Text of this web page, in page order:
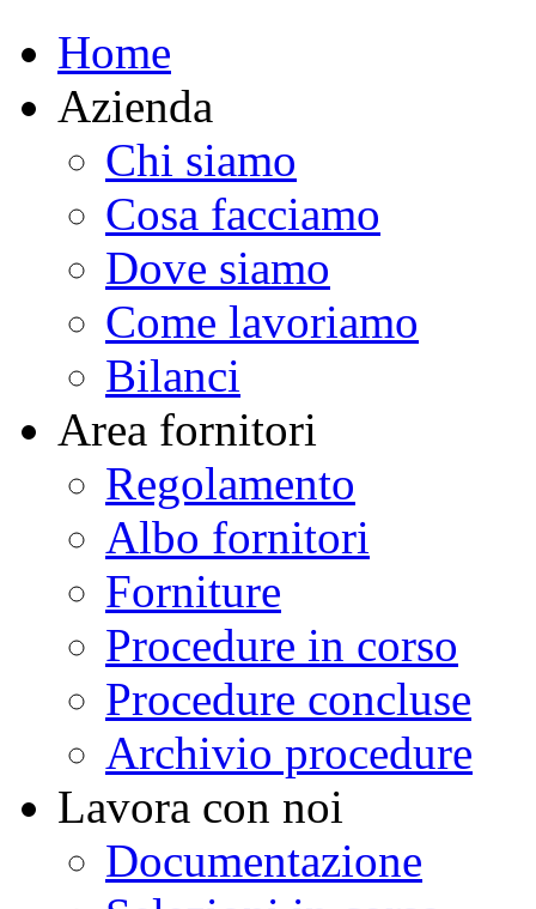
Home
Azienda
Chi siamo
Cosa facciamo
Dove siamo
Come lavoriamo
Bilanci
Area fornitori
Regolamento
Albo fornitori
Forniture
Procedure in corso
Procedure concluse
Archivio procedure
Lavora con noi
Documentazione